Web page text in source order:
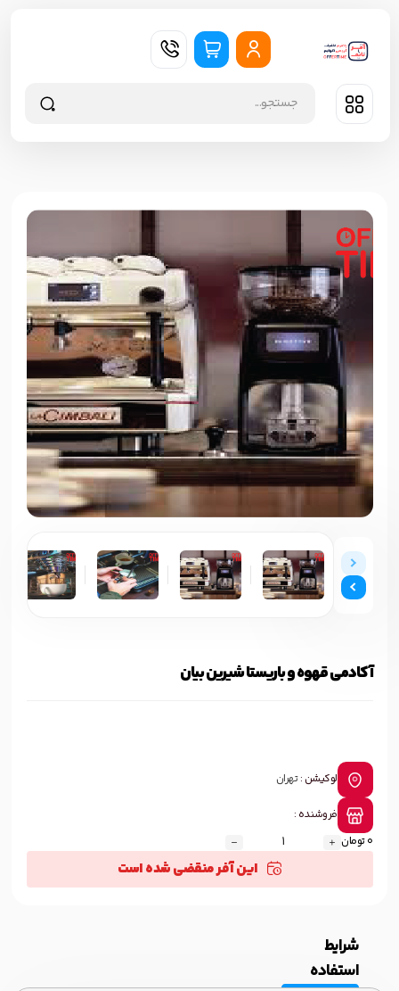
آکادمی قهوه و باریستا شیرین بیان
لوکیشن :تهران
فروشنده :
0 تومان
این آفر منقضی شده است
شرایط
استفاده